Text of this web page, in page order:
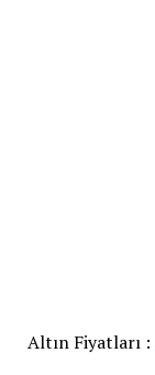
Altın Fiyatları :